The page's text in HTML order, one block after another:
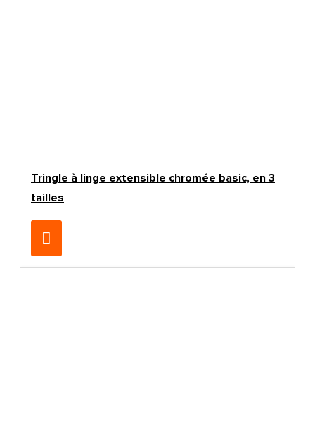
Tringle à linge extensible chromée basic, en 3
tailles
€6.95